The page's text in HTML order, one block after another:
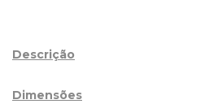
Descrição
Dimensões